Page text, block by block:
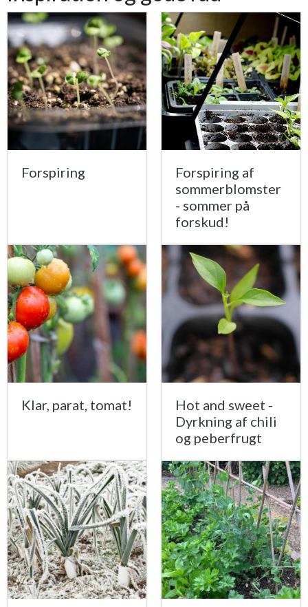
Forspiring
Forspiring af
sommerblomster
- sommer på
forskud!
Klar, parat, tomat!
Hot and sweet -
Dyrkning af chili
og peberfrugt